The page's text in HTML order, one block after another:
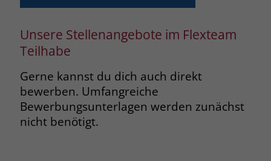
Unsere Stellenangebote im Flexteam
Teilhabe
Gerne kannst du dich auch direkt
bewerben. Umfangreiche
Bewerbungsunterlagen werden zunächst
nicht benötigt.